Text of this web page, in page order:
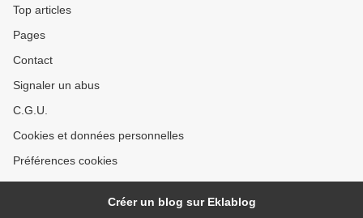
Top articles
Pages
Contact
Signaler un abus
C.G.U.
Cookies et données personnelles
Préférences cookies
Créer un blog sur Eklablog